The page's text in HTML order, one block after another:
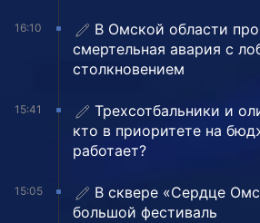
16:10
В Омской области
смертельная авария с
столкновением
15:41
Трехсотбальники и
кто в приоритете на
работает?
15:05
В сквере «Сердце
большой фестиваль